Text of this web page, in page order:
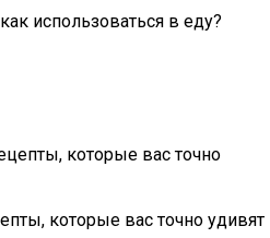
использоваться в еду?
которые вас точно удивят